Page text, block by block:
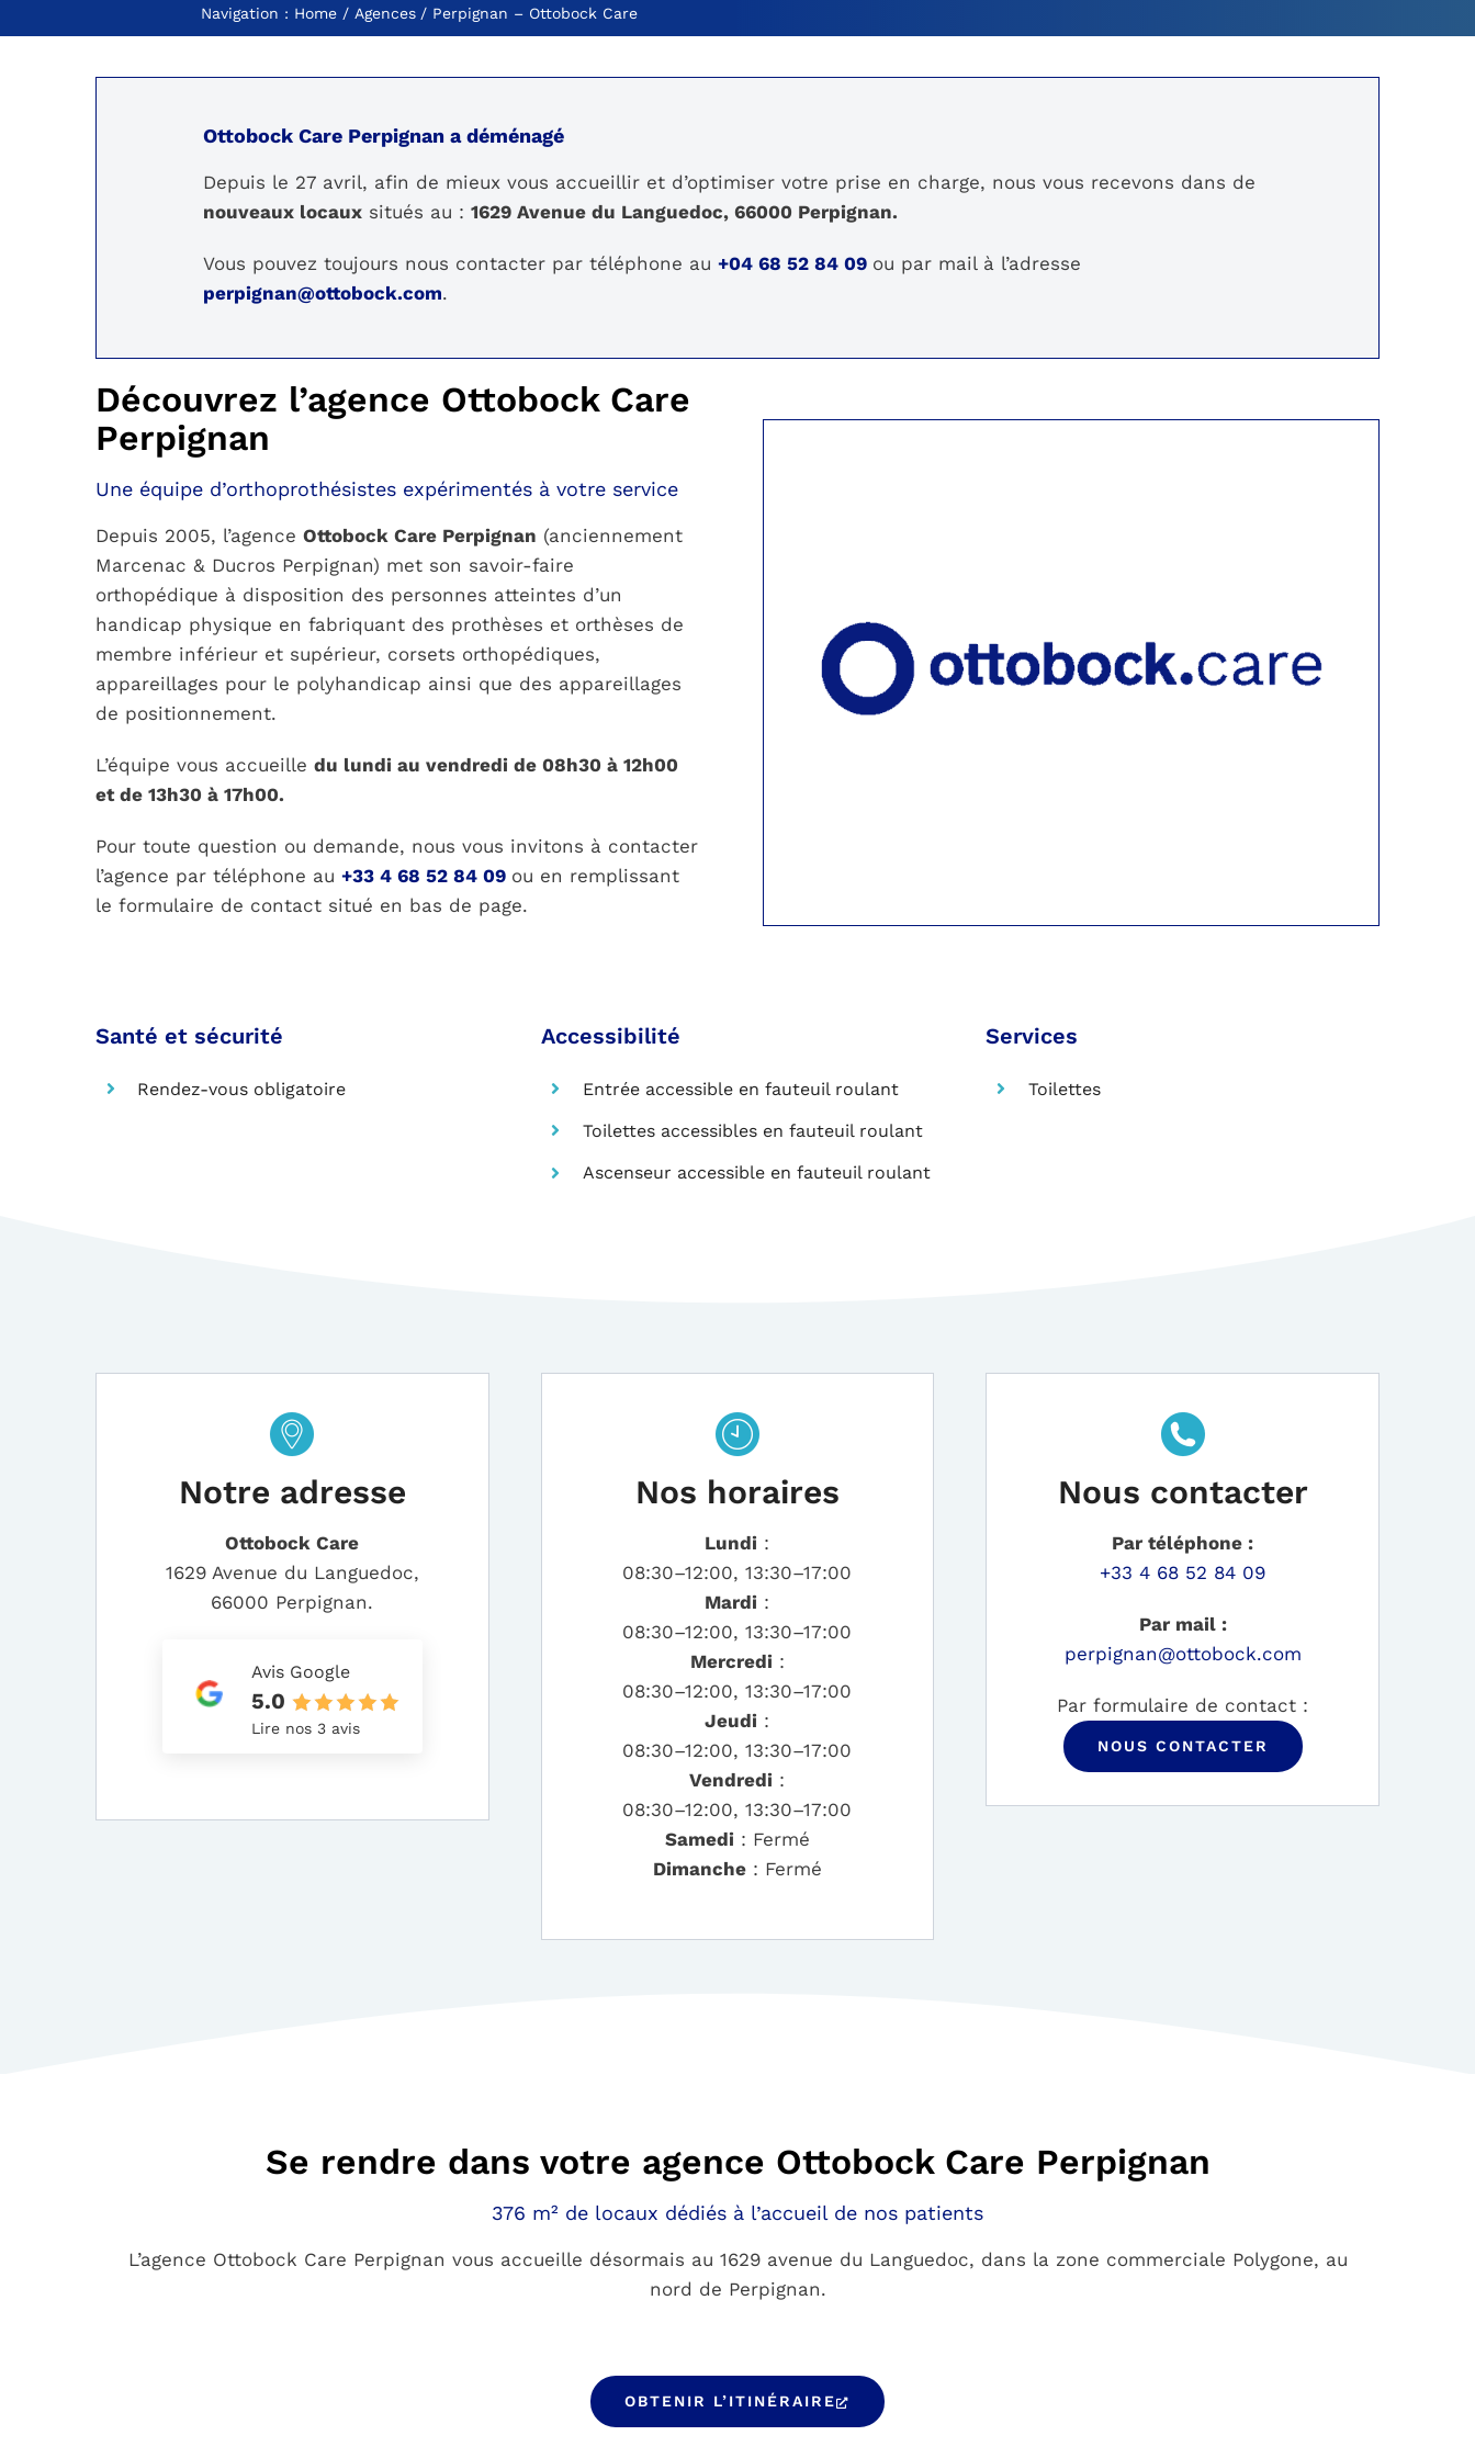
Navigation : Home Agences Perpignan – Ottobock Care
Ottobock Care Perpignan a déménagé
Depuis le 27 avril, afin de mieux vous accueillir et d’optimiser votre prise en charge, nous vous recevons dans de
nouveaux locaux situés au :1629 Avenue du Languedoc, 66000 Perpignan.
Vous pouvez toujours nous contacter par téléphone au+04 68 52 84 09 ou par mail à l’adresse
perpignan@ottobock.com.
Découvrez l’agence Ottobock Care
Perpignan
Une équipe d’orthoprothésistes expérimentés à votre service
Depuis 2005, l’agence Ottobock Care Perpignan (anciennement
Marcenac & Ducros Perpignan) met son savoir-faire
orthopédique à disposition des personnes atteintes d’un
handicap physique en fabriquant des prothèses et orthèses de
membre inférieur et supérieur, corsets orthopédiques,
appareillages pour le polyhandicap ainsi que des appareillages
de positionnement.
L’équipe vous accueille du lundi au vendredi de 08h30 à 12h00
et de 13h30 à 17h00.
Pour toute question ou demande, nous vous invitons à contacter
l’agence par téléphone au +33 4 68 52 84 09 ou en remplissant
le formulaire de contact situé en bas de page.
Santé et sécurité
Rendez-vous obligatoire
Accessibilité
Entrée accessible en fauteuil roulant
Toilettes accessibles en fauteuil roulant
Ascenseur accessible en fauteuil roulant
Services
Toilettes
Notre adresse
Ottobock Care
1629 Avenue du Languedoc,
66000 Perpignan.
Avis Google
5.0
Lire nos 3 avis
Nos horaires
Lundi :
08:30–12:00, 13:30–17:00
Mardi :
08:30–12:00, 13:30–17:00
Mercredi :
08:30–12:00, 13:30–17:00
Jeudi :
08:30–12:00, 13:30–17:00
Vendredi :
08:30–12:00, 13:30–17:00
Samedi : Fermé
Dimanche: Fermé
Nous contacter
Par téléphone :
+33 4 68 52 84 09
Par mail :
perpignan@ottobock.com
Par formulaire de contact :
NOUS CONTACTER
Se rendre dans votre agence Ottobock Care Perpignan
376 m² de locaux dédiés à l’accueil de nos patients
L’agence Ottobock Care Perpignan vous accueille désormais au 1629 avenue du Languedoc, dans la zone commerciale Polygone, au
nord de Perpignan.
OBTENIR L’ITINÉRAIRE